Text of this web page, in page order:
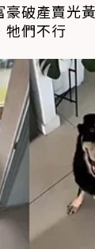
豪破產賣光
牠們不行